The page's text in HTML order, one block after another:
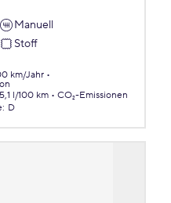
Manuell
Stoff
km/Jahr
5,1 l/100 km
CO₂-Emissionen
: D